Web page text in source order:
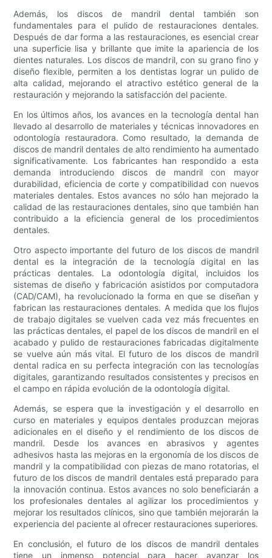
Además, los discos de mandril dental también son
fundamentales para el pulido de restauraciones dentales.
Después de dar forma a las restauraciones, es esencial crear
una superficie lisa y brillante que imite la apariencia de los
dientes naturales. Los discos de mandril, con su grano fino y
diseño flexible, permiten a los dentistas lograr un pulido de
alta calidad, mejorando el atractivo estético general de la
restauración y mejorando la satisfacción del paciente.
En los últimos años, los avances en la tecnología dental han
llevado al desarrollo de materiales y técnicas innovadores en
odontología restauradora. Como resultado, la demanda de
discos de mandril dentales de alto rendimiento ha aumentado
significativamente. Los fabricantes han respondido a esta
demanda introduciendo discos de mandril con mayor
durabilidad, eficiencia de corte y compatibilidad con nuevos
materiales dentales. Estos avances no sólo han mejorado la
calidad de las restauraciones dentales, sino que también han
contribuido a la eficiencia general de los procedimientos
dentales.
Otro aspecto importante del futuro de los discos de mandril
dental es la integración de la tecnología digital en las
prácticas dentales. La odontología digital, incluidos los
sistemas de diseño y fabricación asistidos por computadora
(CAD/CAM), ha revolucionado la forma en que se diseñan y
fabrican las restauraciones dentales. A medida que los flujos
de trabajo digitales se vuelven cada vez más frecuentes en
las prácticas dentales, el papel de los discos de mandril en el
acabado y pulido de restauraciones fabricadas digitalmente
se vuelve aún más vital. El futuro de los discos de mandril
dental radica en su perfecta integración con las tecnologías
digitales, garantizando resultados consistentes y precisos en
el campo en rápida evolución de la odontología digital.
Además, se espera que la investigación y el desarrollo en
curso en materiales y equipos dentales produzcan mejoras
adicionales en el diseño y el rendimiento de los discos de
mandril. Desde los avances en abrasivos y agentes
adhesivos hasta las mejoras en la ergonomía de los discos de
mandril y la compatibilidad con piezas de mano rotatorias, el
futuro de los discos de mandril dentales está preparado para
la innovación continua. Estos avances no solo beneficiarán a
los profesionales dentales al agilizar los procedimientos y
mejorar los resultados clínicos, sino que también mejorarán la
experiencia del paciente al ofrecer restauraciones superiores.
En conclusión, el futuro de los discos de mandril dentales
tiene un inmenso potencial para hacer avanzar los